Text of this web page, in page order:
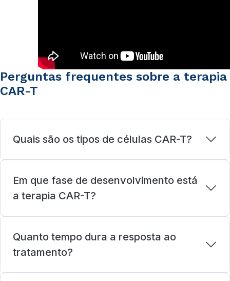
Perguntas frequentes sobre a terapia
CAR-T
Quais são os tipos de células CAR-T?
Em que fase de desenvolvimento está
a terapia CAR-T?
Quanto tempo dura a resposta ao
tratamento?